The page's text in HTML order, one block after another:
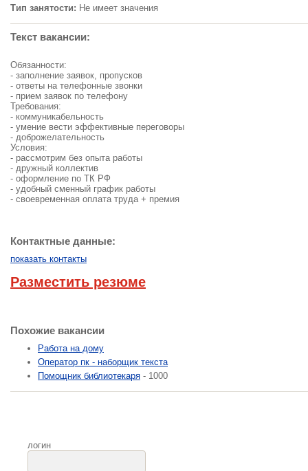
Тип занятости: Не имеет значения
Текст вакансии:
Обязанности:
- заполнение заявок, пропусков
- ответы на телефонные звонки
- прием заявок по телефону
Требования:
- коммуникабельность
- умение вести эффективные переговоры
- доброжелательность
Условия:
- рассмотрим без опыта работы
- дружный коллектив
- оформление по ТК РФ
- удобный сменный график работы
- своевременная оплата труда + премия
Контактные данные:
показать контакты
Разместить резюме
Похожие вакансии
Работа на дому
Оператор пк - наборщик текста
Помощник библиотекаря - 1000
логин